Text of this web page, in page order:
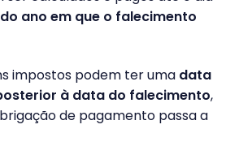
ano em que o falecimento
impostos podem ter uma data
à data do falecimento,
de pagamento passa a